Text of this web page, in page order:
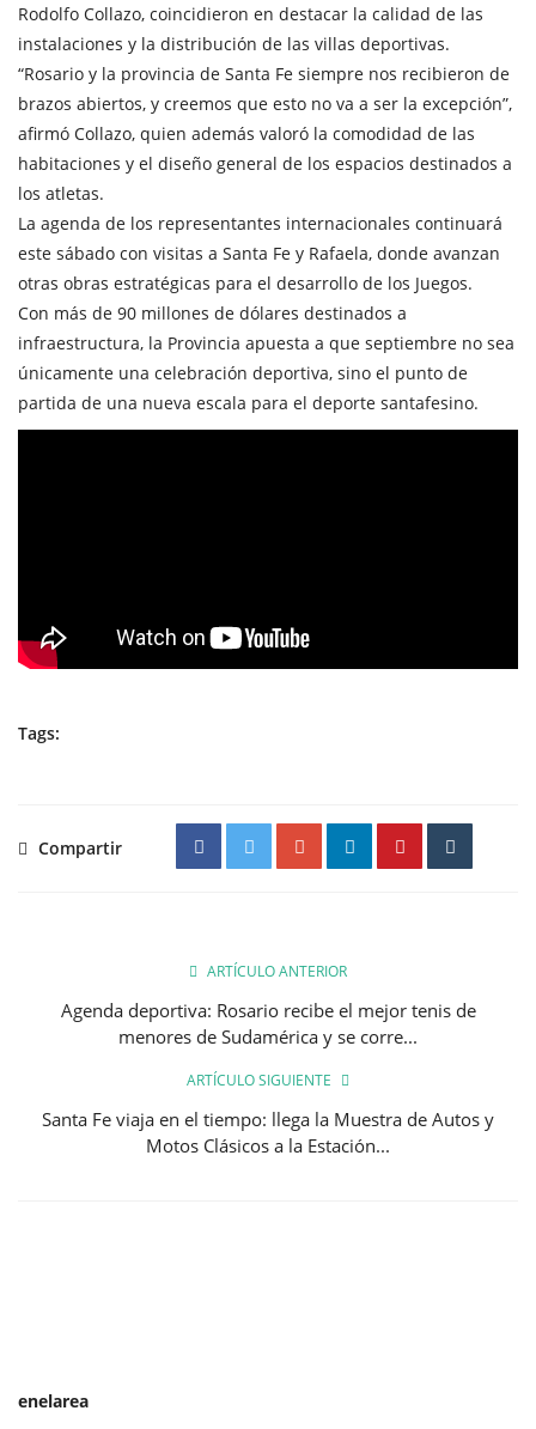
Rodolfo Collazo, coincidieron en destacar la calidad de las
instalaciones y la distribución de las villas deportivas.
“Rosario y la provincia de Santa Fe siempre nos recibieron de
brazos abiertos, y creemos que esto no va a ser la excepción”,
afirmó Collazo, quien además valoró la comodidad de las
habitaciones y el diseño general de los espacios destinados a
los atletas.
La agenda de los representantes internacionales continuará
este sábado con visitas a Santa Fe y Rafaela, donde avanzan
otras obras estratégicas para el desarrollo de los Juegos.
Con más de 90 millones de dólares destinados a
infraestructura, la Provincia apuesta a que septiembre no sea
únicamente una celebración deportiva, sino el punto de
partida de una nueva escala para el deporte santafesino.
Tags:
Compartir
ARTÍCULO ANTERIOR
Agenda deportiva: Rosario recibe el mejor tenis de
menores de Sudamérica y se corre...
ARTÍCULO SIGUIENTE
Santa Fe viaja en el tiempo: llega la Muestra de Autos y
Motos Clásicos a la Estación...
enelarea